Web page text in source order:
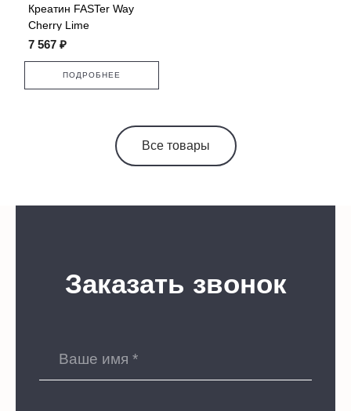
Креатин FASTer Way
Cherry Lime
7 567 ₽
ПОДРОБНЕЕ
Все товары
Заказать звонок